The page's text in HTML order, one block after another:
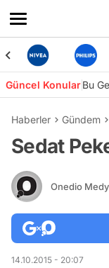
Güncel KonularBu
Haberler Gündem
Sedat
Onedio
14.10.2015 - 20:07